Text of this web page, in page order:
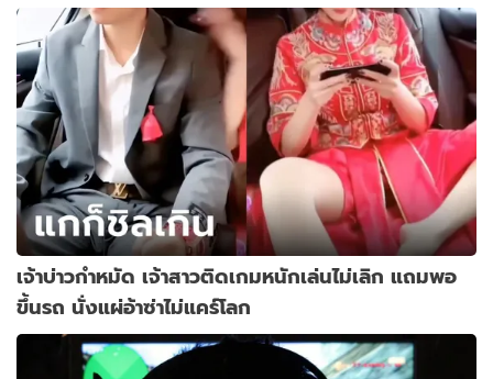
เจ้าบ่าวกำหมัด เจ้าสาวติดเกมหนักเล่นไม่เลิก แถมพอ
ขึ้นรถ นั่งแผ่อ้าซ่าไม่แคร์โลก